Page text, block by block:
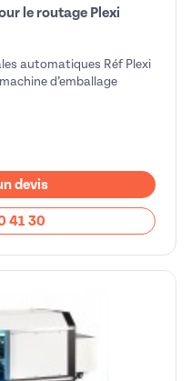
le routage Plexi
automatiques Réf Plexi
d’emballage
devis
41 30